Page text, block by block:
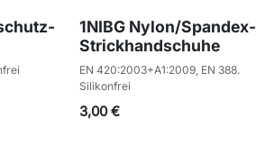
1NIBG Nylon/Spandex-
Strickhandschuhe
EN 420:2003+A1:2009, EN 388.
Silikonfrei
3,00€